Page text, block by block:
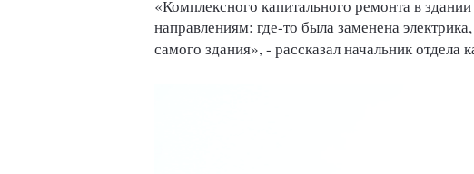
«Комплексного капитального ремонта в
направлениям: где-то была заменена
самого здания», - рассказал начальник